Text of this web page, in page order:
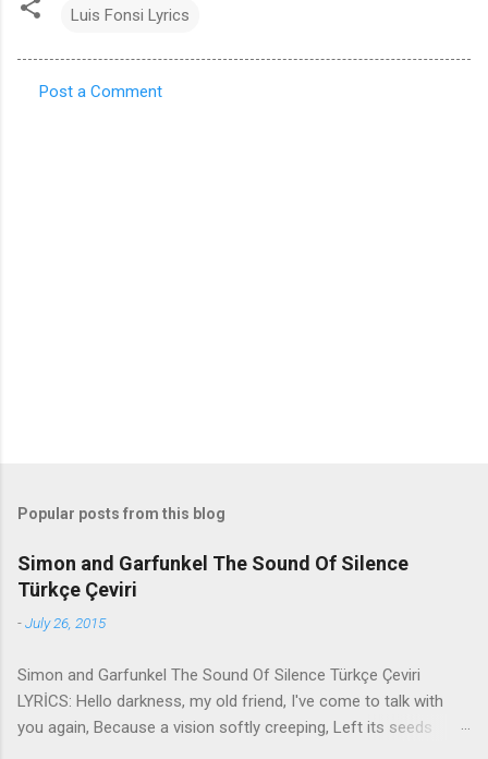
Luis Fonsi Lyrics
Post a Comment
Popular posts from this blog
Simon and Garfunkel The Sound Of Silence
Türkçe Çeviri
-July 26, 2015
Simon and Garfunkel The Sound Of Silence Türkçe Çeviri
LYRİCS: Hello darkness, my old friend, I've come to talk with
you again, Because a vision softly creeping, Left its seeds